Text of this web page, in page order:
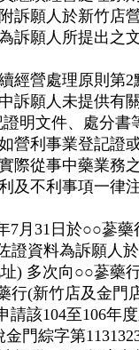
訴願人於新竹店
訴願人所提出之
經營處理原則第
訴願人未提供有
明文件、處分
營利事業登記證
際從事中藥業務
及不利事項一律
月31日於○○蔘藥
證資料為訴願人
) 多次向○○蔘藥
(新竹店及金門
該104至106年
門綜字第